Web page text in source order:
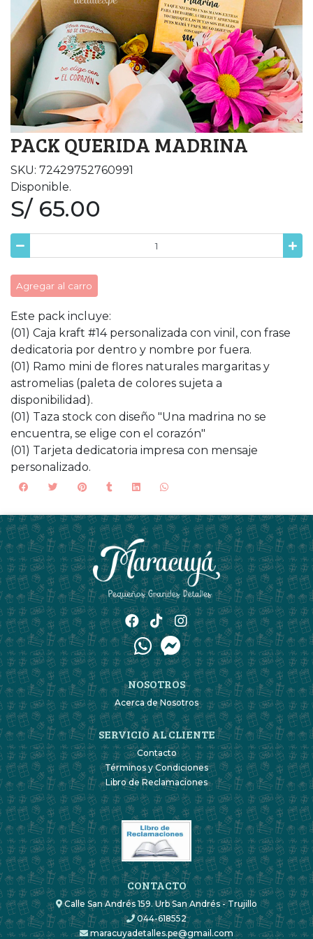
PACK QUERIDA MADRINA
SKU: 72429752760991
Disponible.
S/ 65.00
Agregar al carro
Este pack incluye:
(01) Caja kraft #14 personalizada con vinil, con frase
dedicatoria por dentro y nombre por fuera.
(01) Ramo mini de flores naturales margaritas y
astromelias (paleta de colores sujeta a
disponibilidad).
(01) Taza stock con diseño "Una madrina no se
encuentra, se elige con el corazón"
(01) Tarjeta dedicatoria impresa con mensaje
personalizado.
NOSOTROS
Acerca de Nosotros
SERVICIO AL CLIENTE
Contacto
Términos y Condiciones
Libro de Reclamaciones
CONTACTO
Calle San Andrés 159. Urb San Andrés - Trujillo
044-618552
maracuyadetalles.pe@gmail.com